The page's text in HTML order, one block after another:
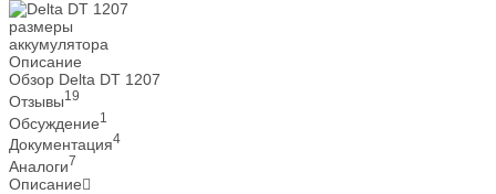
Описание
Обзор Delta DT 1207
Отзывы19
Обсуждение1
Документация4
Аналоги7
Описание